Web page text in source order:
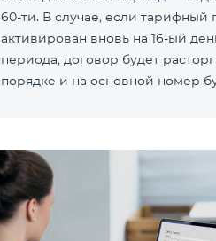
60-ти. В случае, если тарифный план не будет
активирован вновь на 16-ый
периода, договор будет
порядке и на основной номер